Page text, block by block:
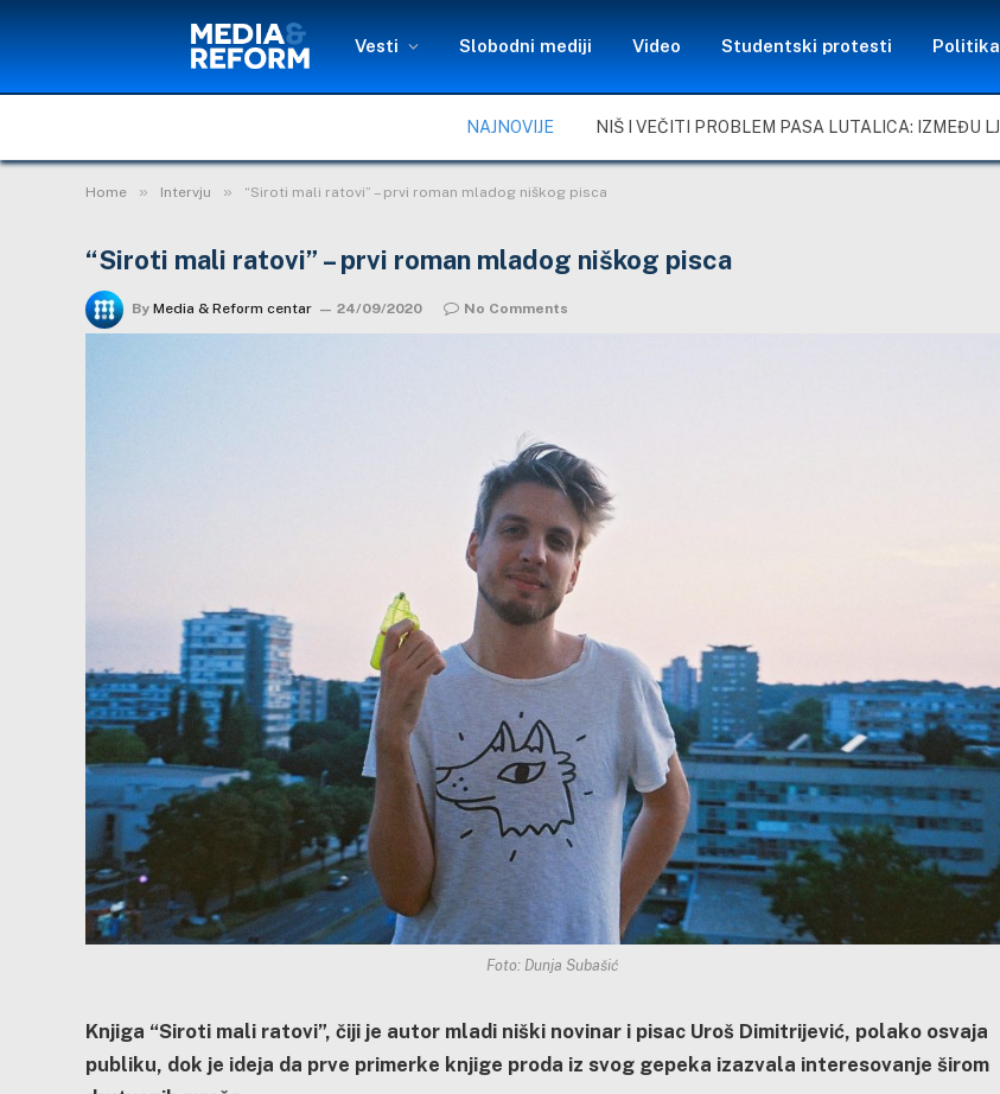
Vesti Slobodni mediji Video Studentski protesti Politika
NAJNOVIJE
Home » Intervju » “Siroti mali ratovi” – prvi roman mladog niškog pisca
“Siroti mali ratovi” – prvi roman mladog niškog pisca
By Media & Reform centar 24/09/2020 No Comments
Foto: Dunja Subašić
Knjiga “Siroti mali ratovi”, čiji je autor mladi niški novinar i pisac Uroš Dimitrijević, polako osvaja
publiku, dok je ideja da prve primerke knjige proda iz svog gepeka izazvala interesovanje širom